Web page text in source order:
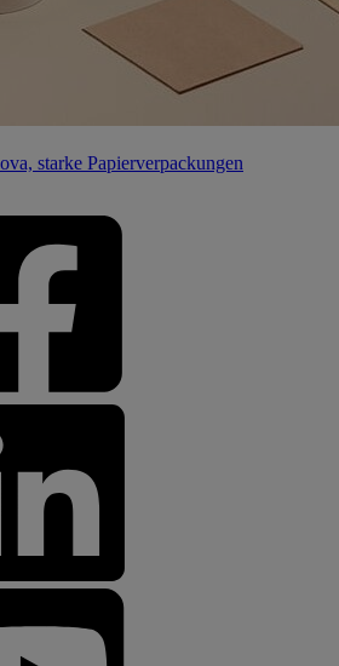
starke Papierverpackungen